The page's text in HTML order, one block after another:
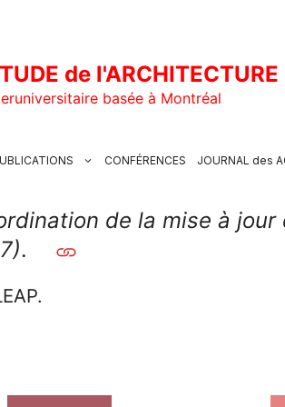
de
basée à Montréal
CONFÉRENCES JOURNAL des
de la mise à
.